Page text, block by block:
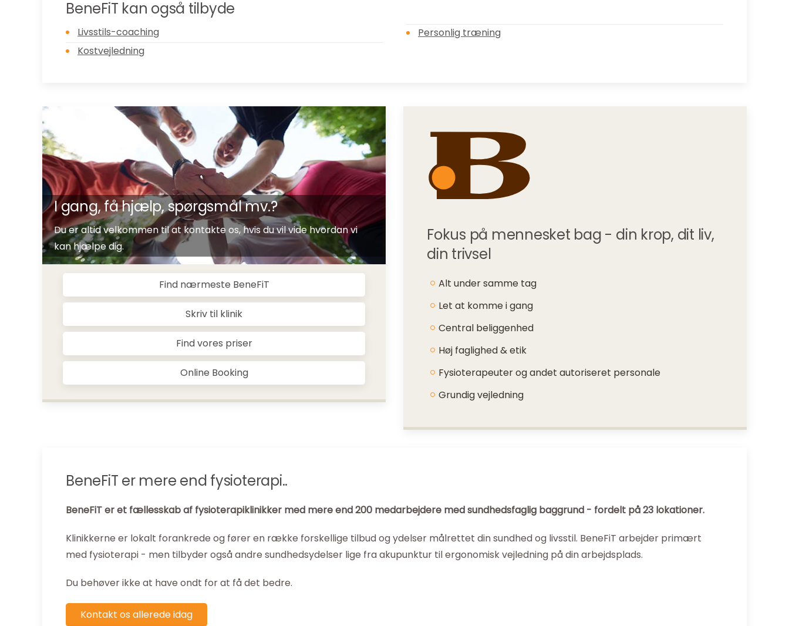
BeneFiT kan også tilbyde
Livsstils-coaching
Kostvejledning
Personlig træning
I gang, få hjælp, spørgsmål mv.?
Du er altid velkommen til at kontakte os, hvis du vil vide hvordan vi
kan hjælpe dig.
Find nærmeste BeneFiT
Skriv til klinik
Find vores priser
Online Booking
Fokus på mennesket bag - din krop, dit liv,
din trivsel
Alt under samme tag
Let at komme i gang
Central beliggenhed
Høj faglighed & etik
Fysioterapeuter og andet autoriseret personale
Grundig vejledning
BeneFiT er mere end fysioterapi..
BeneFiT er et fællesskab af fysioterapiklinikker med mere end 200 medarbejdere med sundhedsfaglig baggrund - fordelt på 23 lokationer.
Klinikkerne er lokalt forankrede og fører en række forskellige tilbud og ydelser målrettet din sundhed og livsstil. BeneFiT arbejder primært
med fysioterapi - men tilbyder også andre sundhedsydelser lige fra akupunktur til ergonomisk vejledning på din arbejdsplads.
Du behøver ikke at have ondt for at få det bedre.
Kontakt os allerede idag